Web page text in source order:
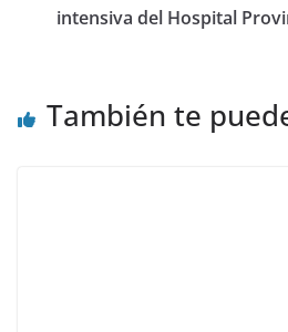
intensiva del Hospital
También te